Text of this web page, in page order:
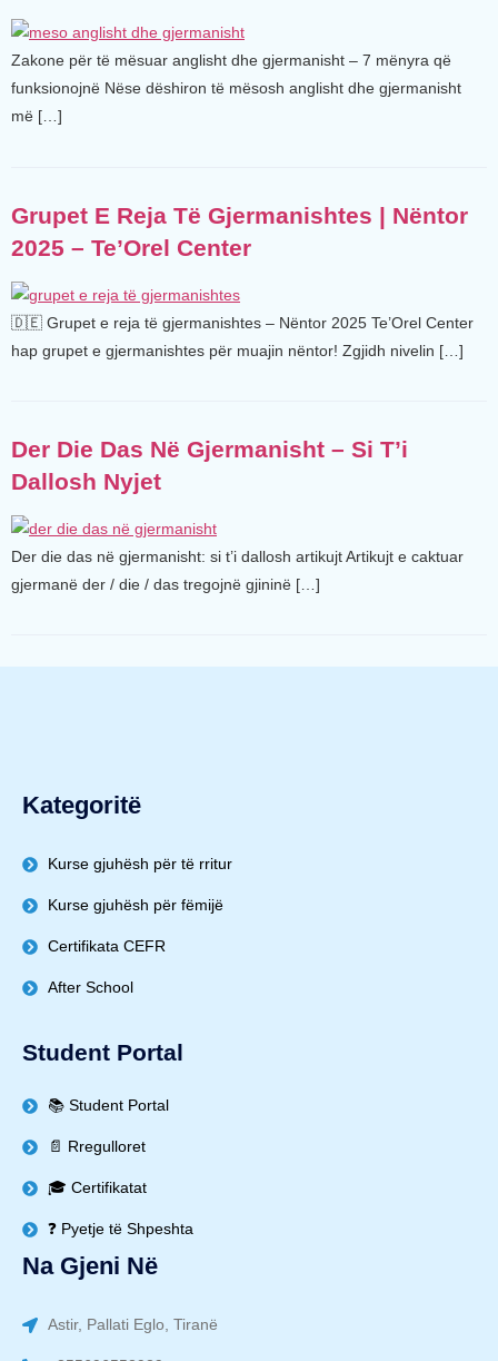
Zakone për të mësuar anglisht dhe gjermanisht – 7 mënyra që
funksionojnë Nëse dëshiron të mësosh anglisht dhe gjermanisht
më […]
Grupet E Reja Të Gjermanishtes | Nëntor
2025 – Te’Orel Center
🇩🇪 Grupet e reja të gjermanishtes – Nëntor 2025 Te’Orel Center
hap grupet e gjermanishtes për muajin nëntor! Zgjidh nivelin […]
Der Die Das Në Gjermanisht – Si T’i
Dallosh Nyjet
Der die das në gjermanisht: si t’i dallosh artikujt Artikujt e caktuar
gjermanë der / die / das tregojnë gjininë […]
Kategoritë
Kurse gjuhësh për të rritur
Kurse gjuhësh për fëmijë
Certifikata CEFR
After School
Student Portal
📚 Student Portal
📄 Rregulloret
🎓 Certifikatat
❓ Pyetje të Shpeshta
Na Gjeni Në
Astir, Pallati Eglo, Tiranë